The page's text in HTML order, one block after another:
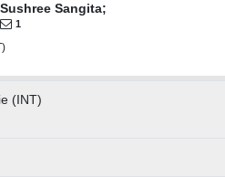
Sangita;
1
(INT)